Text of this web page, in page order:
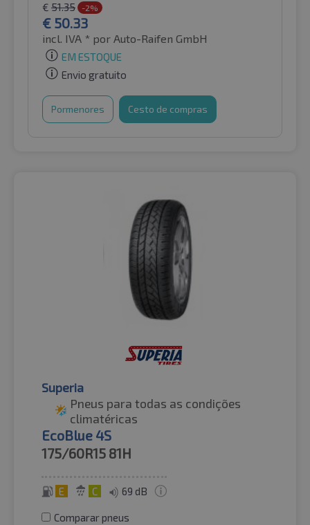
€ 51.35 -2%
€ 50.33
incl. IVA * por Auto-Raifen GmbH
EM ESTOQUE
Envio gratuito
Pormenores Cesto de compras
Superia
Pneus para todas as condições
climatéricas
EcoBlue 4S
175/60R15 81H
E C 69 dB
Comparar pneus